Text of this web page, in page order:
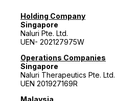
Holding Company
Singapore
Naluri Pte. Ltd.
UEN- 202127975W
Operations Companies
Singapore
Naluri Therapeutics Pte. Ltd.
UEN 201927169R
Malaysia